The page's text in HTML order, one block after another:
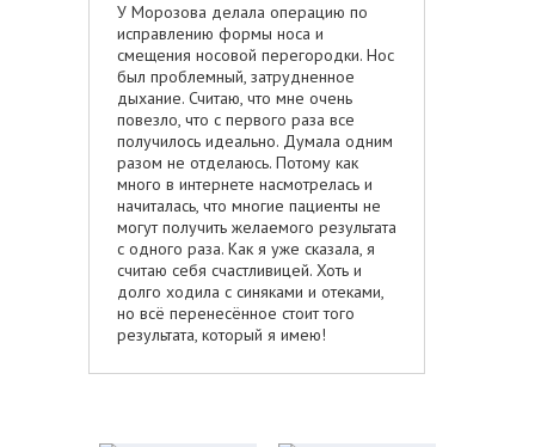
У Морозова делала операцию по
исправлению формы носа и
смещения носовой перегородки. Нос
был проблемный, затрудненное
дыхание. Считаю, что мне очень
повезло, что с первого раза все
получилось идеально. Думала одним
разом не отделаюсь. Потому как
много в интернете насмотрелась и
начиталась, что многие пациенты не
могут получить желаемого результата
с одного раза. Как я уже сказала, я
считаю себя счастливицей. Хоть и
долго ходила с синяками и отеками,
но всё перенесённое стоит того
результата, который я имею!